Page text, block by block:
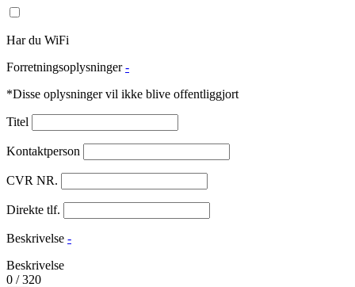
Har du WiFi
Forretningsoplysninger -
*Disse oplysninger vil ikke blive offentliggjort
Titel
Kontaktperson
CVR NR.
Direkte tlf.
Beskrivelse -
Beskrivelse
0 /320